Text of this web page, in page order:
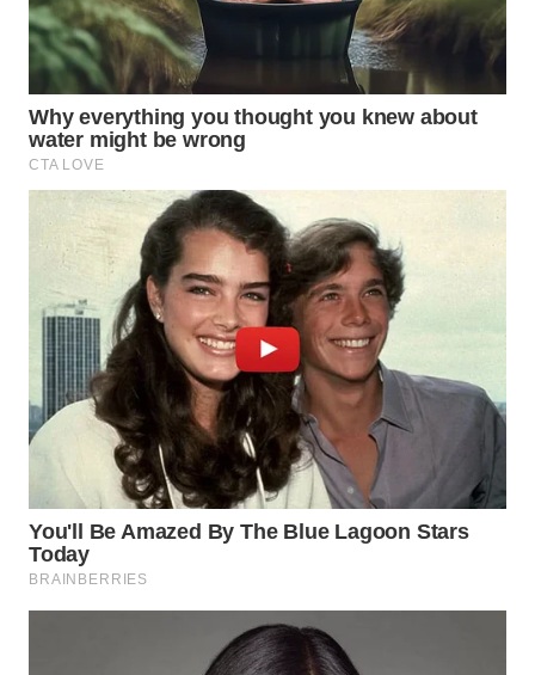
WN
BOGOR
DEPOK
WN
TAPANULI
UTARA
WN
SAMOSIR
WN
PADANG
WN
SUMEDANG